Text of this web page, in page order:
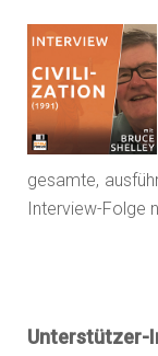
gesamte,
Interview-Folge
Unterstützer-